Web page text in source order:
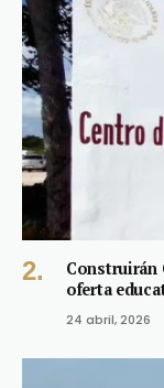
Construirán
oferta
24 abril, 2026